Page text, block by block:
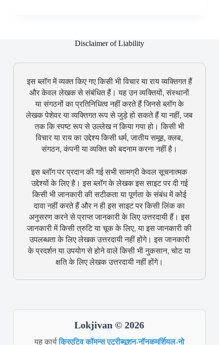
Disclaimer of Liability
इस ब्लॉग में व्यक्त किए गए किसी भी विचार या राय व्यक्तिगत हैं
और केवल लेखक से संबंधित हैं। यह उन व्यक्तियों, संस्थानों
या संगठनों का प्रतिनिधित्व नहीं करते हैं जिनसे ब्लॉग के
लेखक पेशेवर या व्यक्तिगत रूप से जुड़े हो सकते हैं या नहीं, जब
तक कि स्पष्ट रूप से उल्लेख न किया गया हो। किसी भी
विचार या राय का उद्देश्य किसी धर्म, जातीय समूह, क्लब,
संगठन, कंपनी या व्यक्ति को बदनाम करना नहीं है।
इस ब्लॉग पर प्रदान की गई सभी सामग्री केवल सूचनात्मक
उद्देश्यों के लिए है। इस ब्लॉग के लेखक इस साइट पर दी गई
किसी भी जानकारी की सटीकता या पूर्णता के संबंध में कोई
दावा नहीं करते हैं और न ही इस साइट पर किसी लिंक का
अनुसरण करने से प्राप्त जानकारी के लिए उत्तरदायी हैं। इस
जानकारी में किसी त्रुटि या चूक के लिए, या इस जानकारी की
उपलब्धता के लिए लेखक उत्तरदायी नहीं होंगे। इस जानकारी
के प्रदर्शन या उपयोग से होने वाले किसी भी नुकसान, चोट या
क्षति के लिए लेखक उत्तरदायी नहीं होंगे।
Lokjivan © 2026
यह कार्यक्रिएटिव कॉमन्स एट्रीब्यूशन-नॉनकमर्शियल-नो